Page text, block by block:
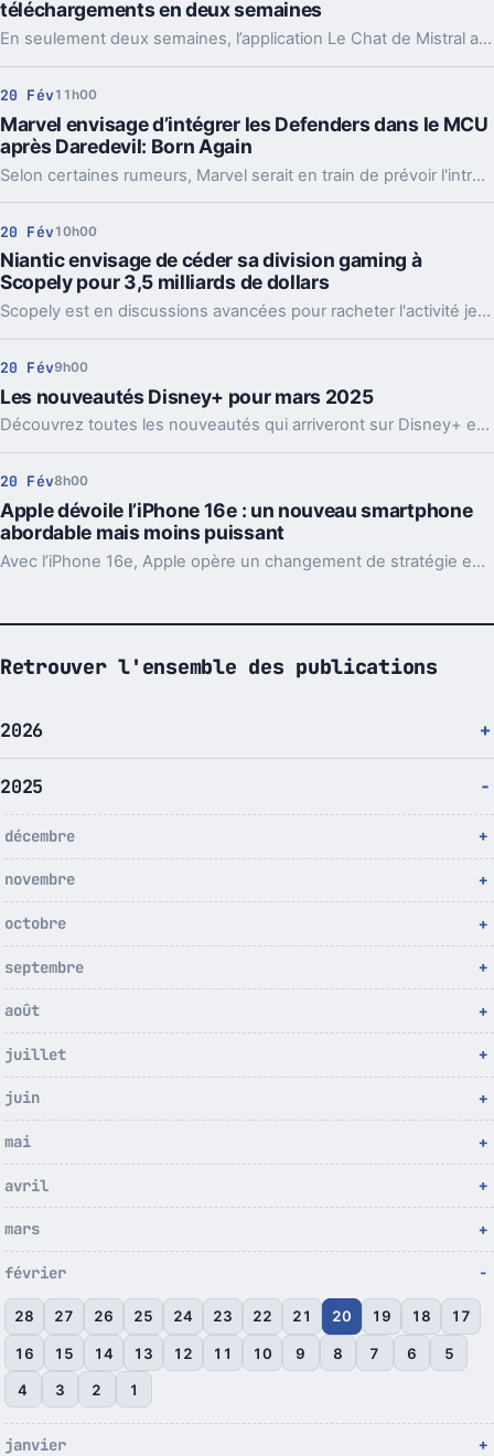
téléchargements en deux semaines
En seulement deux semaines, l’application Le Chat de Mistral a atteint un million de téléchargements, marquant ainsi un démarrage fulgurant sur le marché des assistants IA.
20 Fév11h00
Marvel envisage d’intégrer les Defenders dans le MCU
après Daredevil: Born Again
Selon certaines rumeurs, Marvel serait en train de prévoir l'introduction du groupe de super-héros "The Defenders" dans l'univers cinématographique de Marvel (MCU), après la récente renaissance de Daredevil.
20 Fév10h00
Niantic envisage de céder sa division gaming à
Scopely pour 3,5 milliards de dollars
Scopely est en discussions avancées pour racheter l'activité jeux vidéo de Niantic, l'éditeur de Pokémon Go.
20 Fév9h00
Les nouveautés Disney+ pour mars 2025
Découvrez toutes les nouveautés qui arriveront sur Disney+ en mars 2025.
20 Fév8h00
Apple dévoile l’iPhone 16e : un nouveau smartphone
abordable mais moins puissant
Avec l’iPhone 16e, Apple opère un changement de stratégie en abandonnant la gamme SE et en proposant un modèle plus moderne, mais allégé en fonctionnalités.
Retrouver l'ensemble des publications
2026
2025
décembre
novembre
octobre
septembre
août
juillet
juin
mai
avril
mars
février
28 27 26 25 24 23 22 21 20 19 18 17
16 15 14 13 12 11 10 9 8 7 6 5
4 3 2 1
janvier